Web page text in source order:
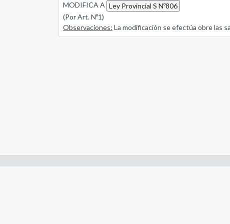
MODIFICA A Ley Provincial S Nº806
(Por Art. Nº1)
Observaciones: La modificación se efectúa obre las